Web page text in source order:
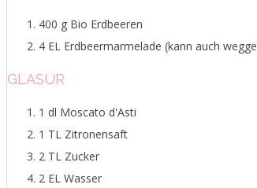
400 g Bio Erdbeeren
4 EL Erdbeermarmelade (kann auch
GLASUR
1 dl Moscato d'Asti
1 TL Zitronensaft
2 TL Zucker
2 EL Wasser